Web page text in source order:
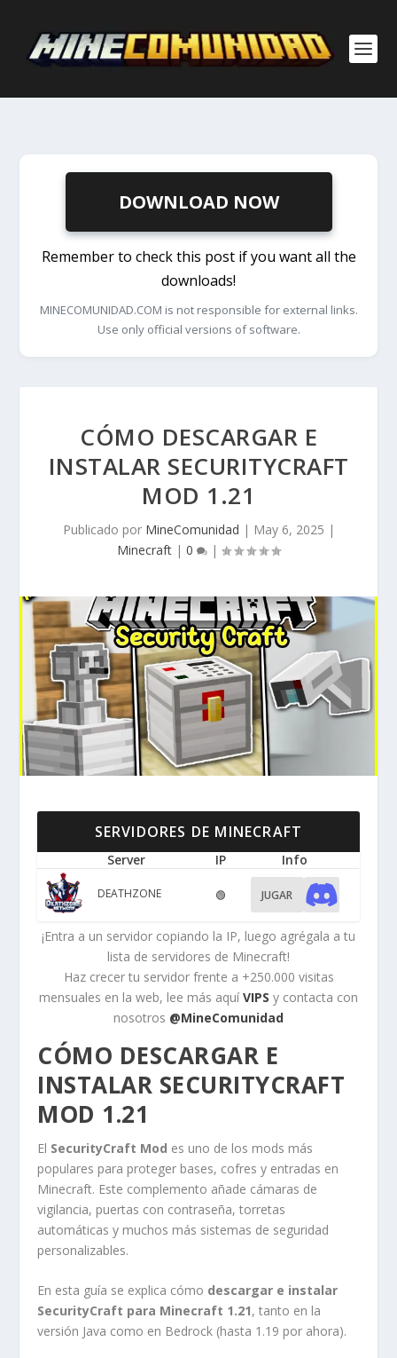
DOWNLOAD NOW
Remember to check this post if you want all the
downloads!
MINECOMUNIDAD.COM is not responsible for external links.
Use only official versions of software.
CÓMO DESCARGAR E
INSTALAR SECURITYCRAFT
MOD 1.21
Publicado por MineComunidad | May 6, 2025 |
Minecraft | 0 |
SERVIDORES DE MINECRAFT
Server IP Info
DEATHZONE 🟢 JUGAR
¡Entra a un servidor copiando la IP, luego agrégala a tu
lista de servidores de Minecraft!
Haz crecer tu servidor frente a +250.000 visitas
mensuales en la web, lee más aquí VIPS y contacta con
nosotros @MineComunidad
CÓMO DESCARGAR E
INSTALAR SECURITYCRAFT
MOD 1.21
El SecurityCraft Mod es uno de los mods más
populares para proteger bases, cofres y entradas en
Minecraft. Este complemento añade cámaras de
vigilancia, puertas con contraseña, torretas
automáticas y muchos más sistemas de seguridad
personalizables.
En esta guía se explica cómo descargar e instalar
SecurityCraft para Minecraft 1.21, tanto en la
versión Java como en Bedrock (hasta 1.19 por ahora).